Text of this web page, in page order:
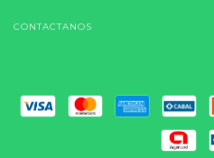
CONTACTANOS